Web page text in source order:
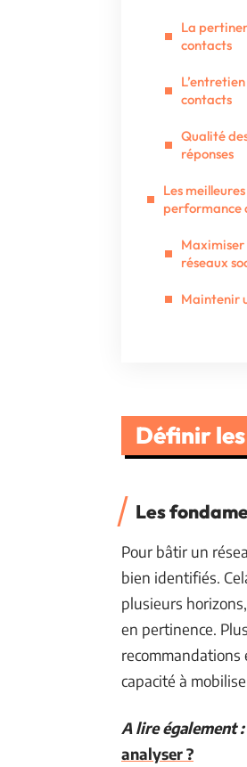
La
contacts
contacts
Qualité
réponses
Les
performance
Maximiser
réseaux
Maintenir
Définir
Les
Pour bâtir un
bien identifiés.
plusieurs
en pertinence.
recommandations
capacité à
A lire également :
analyser ?